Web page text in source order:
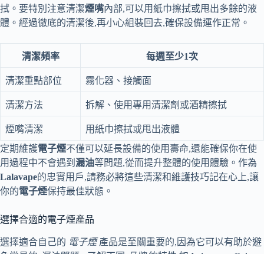
拭。要特別注意清潔煙嘴內部,可以用紙巾擦拭或甩出多餘的液
體。經過徹底的清潔後,再小心組裝回去,確保設備運作正常。
清潔頻率 每週至少1次
清潔重點部位 霧化器、接觸面
清潔方法 拆解、使用專用清潔劑或酒精擦拭
煙嘴清潔
用紙巾擦拭或甩出液體
定期維護電子煙不僅可以延長設備的使用壽命,還能確保你在使
用過程中不會遇到 漏油等問題,從而提升整體的使用體驗。作為
Lalavape的忠實用戶,請務必將這些清潔和維護技巧記在心上,讓
你的電子煙保持最佳狀態。
選擇合適的電子煙產品
選擇適合自己的 電子煙產品是至關重要的,因為它可以有助於避